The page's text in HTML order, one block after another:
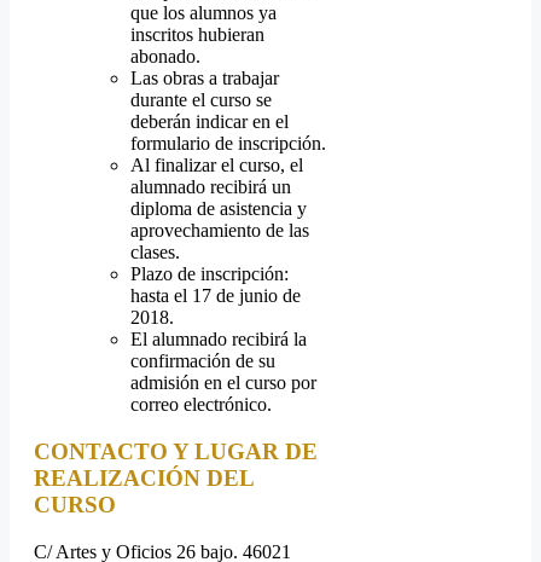
que los alumnos ya
inscritos hubieran
abonado.
Las obras a trabajar
durante el curso se
deberán indicar en el
formulario de inscripción.
Al finalizar el curso, el
alumnado recibirá un
diploma de asistencia y
aprovechamiento de las
clases.
Plazo de inscripción:
hasta el 17 de junio de
2018.
El alumnado recibirá la
confirmación de su
admisión en el curso por
correo electrónico.
CONTACTO Y LUGAR DE
REALIZACIÓN DEL
CURSO
C/ Artes y Oficios 26 bajo. 46021